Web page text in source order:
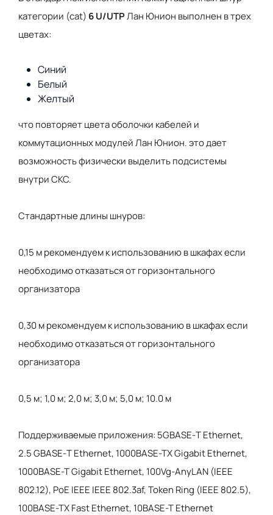
категории (cat) 6 U/UTPЛан Юнион выполнен в трех
цветах:
Синий
Белый
Желтый
что повторяет цвета оболочки кабелей и
коммутационных модулей Лан Юнион. это дает
возможность физически выделить подсистемы
внутри СКС.
Стандартные длины шнуров:
0,15 м рекомендуем к использованию в шкафах если
необходимо отказаться от горизонтального
организатора
0,30 м рекомендуем к использованию в шкафах если
необходимо отказаться от горизонтального
организатора
0,5 м; 1,0 м; 2,0 м; 3,0 м; 5,0 м; 10.0 м
Поддерживаемые приложения: 5GBASE-Т Ethernet,
2.5 GBASE-Т Ethernet, 1000BASE-TX Gigabit Ethernet,
1000BASE-T Gigabit Ethernet, 100Vg-AnyLAN (IEEE
802.12), PoE IEEE IEEE 802.3af, Token Ring (IEEE 802.5),
100BASE-TX Fast Ethernet, 10BASE-T Ethernet